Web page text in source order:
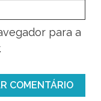
para a